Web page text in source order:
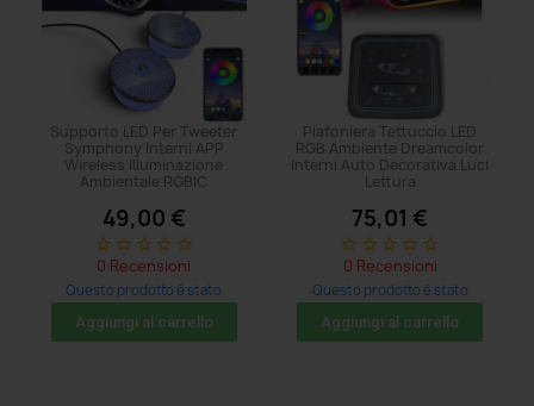
Supporto LED Per Tweeter
Symphony Interni APP
Wireless Illuminazione
Ambientale RGBIC
49,00 €
star_border star_border star_border star_border star_border
0 Recensioni
Questo prodotto è stato
acquistato: 5 volte
Aggiungi al carrello
Plafoniera Tettuccio LED
RGB Ambiente Dreamcolor
Interni Auto Decorativa Luci
Lettura
75,01 €
star_border star_border star_border star_border star_border
0 Recensioni
Questo prodotto è stato
acquistato: 5 volte
Aggiungi al carrello